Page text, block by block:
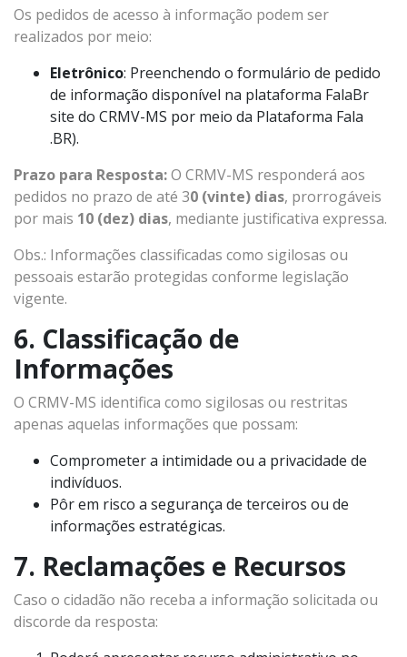
Os pedidos de acesso à informação podem ser
realizados por meio:
Eletrônico: Preenchendo o formulário de pedido
de informação disponível na plataforma FalaBr
site do CRMV-MS por meio da Plataforma Fala
.BR).
Prazo para Resposta:O CRMV-MS responderá aos
pedidos no prazo de até 30 (vinte) dias, prorrogáveis
por mais 10 (dez) dias, mediante justificativa expressa.
Obs.: Informações classificadas como sigilosas ou
pessoais estarão protegidas conforme legislação
vigente.
6. Classificação de
Informações
O CRMV-MS identifica como sigilosas ou restritas
apenas aquelas informações que possam:
Comprometer a intimidade ou a privacidade de
indivíduos.
Pôr em risco a segurança de terceiros ou de
informações estratégicas.
7. Reclamações e Recursos
Caso o cidadão não receba a informação solicitada ou
discorde da resposta: